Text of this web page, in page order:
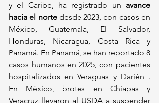
y el Caribe, ha registrado un avance
hacia el norte desde 2023, con casos en
México, Guatemala, El Salvador,
Honduras, Nicaragua, Costa Rica y
Panamá. En Panamá, se han reportado 8
casos humanos en 2025, con pacientes
hospitalizados en Veraguas y Darién .
En México, brotes en Chiapas y
Veracruz llevaron al USDA a suspender